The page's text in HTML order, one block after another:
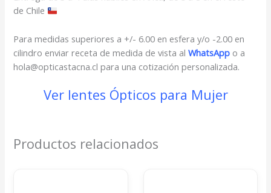
de Chile
Para medidas superiores a +/- 6.00 en esfera y/o -2.00 en
cilindro enviar receta de medida de vista alWhatsApp o a
hola@opticastacna.cl para una cotización personalizada.
Ver lentes Ópticos para Mujer
Productos relacionados